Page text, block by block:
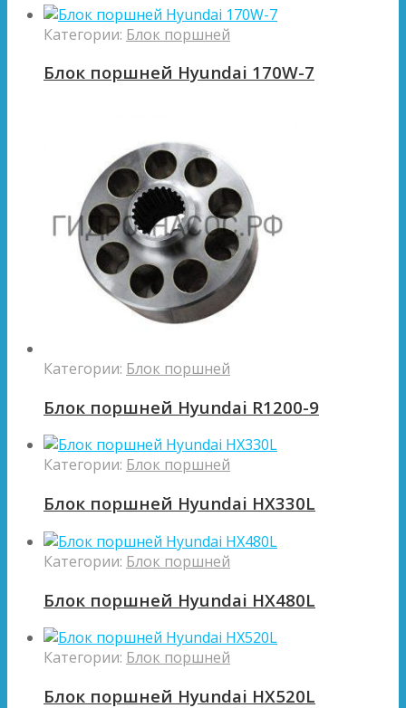
Категории: Блок поршней
Блок поршней Hyundai 170W-7
Категории: Блок поршней
Блок поршней Hyundai R1200-9
Категории: Блок поршней
Блок поршней Hyundai HX330L
Категории: Блок поршней
Блок поршней Hyundai HX480L
Категории: Блок поршней
Блок поршней Hyundai HX520L